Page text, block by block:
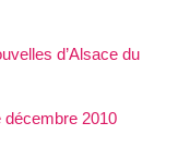
d’Alsace du
décembre 2010